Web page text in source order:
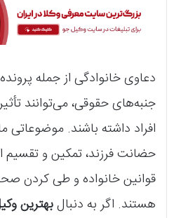
دعاوی خانوادگی از جمله
جنبه‌های حقوقی، می‌توانند
افراد داشته باشند. موضوعاتی
حضانت فرزند، تمکین و تقسیم
قوانین خانواده و طی کردن
هستند. اگر به دنبالبهترین